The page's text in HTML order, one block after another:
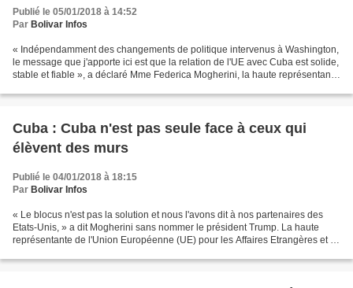
Publié le 05/01/2018 à 14:52
Par Bolivar Infos
« Indépendamment des changements de politique intervenus à Washington,
le message que j'apporte ici est que la relation de l'UE avec Cuba est solide,
stable et fiable », a déclaré Mme Federica Mogherini, la haute représentante
Cuba : Cuba n'est pas seule face à ceux qui
élèvent des murs
Publié le 04/01/2018 à 18:15
Par Bolivar Infos
« Le blocus n'est pas la solution et nous l'avons dit à nos partenaires des
Etats-Unis, » a dit Mogherini sans nommer le président Trump. La haute
représentante de l'Union Européenne (UE) pour les Affaires Etrangères et la